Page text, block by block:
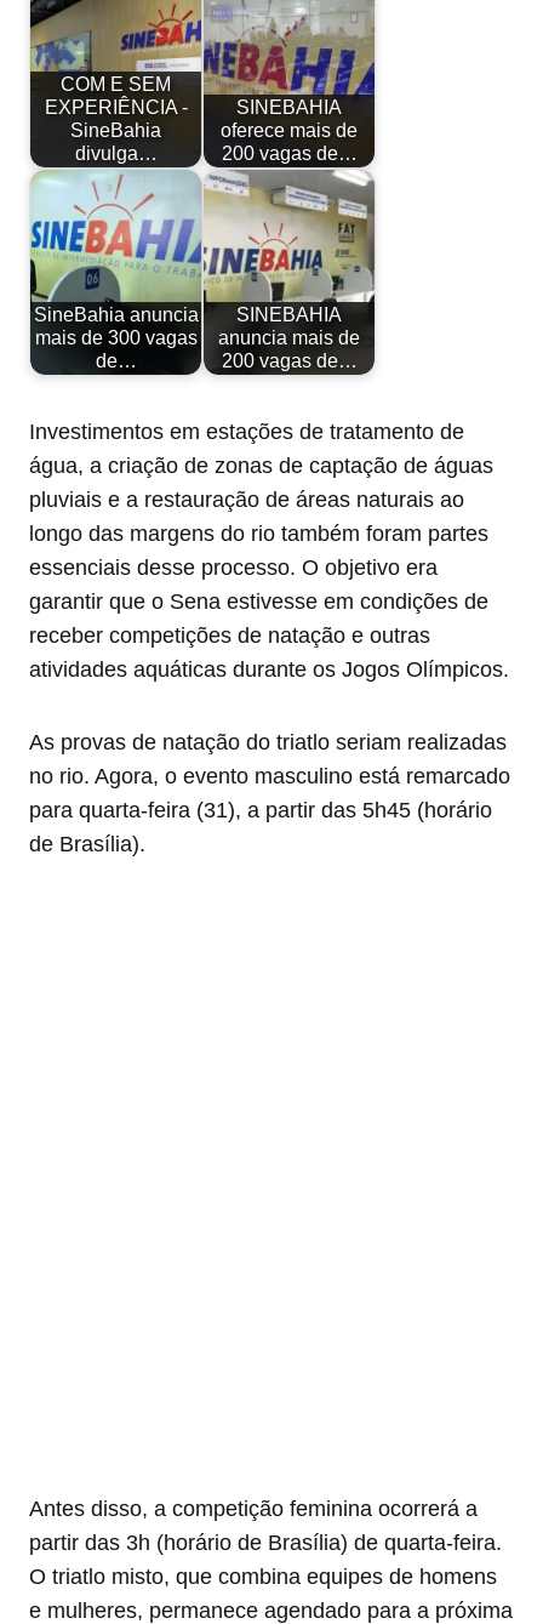
COM E SEM
EXPERIÊNCIA -
SineBahia
divulga…
SINEBAHIA
oferece mais de
200 vagas de…
SineBahia anuncia
mais de 300 vagas
de…
SINEBAHIA
anuncia mais de
200 vagas de…
Investimentos em estações de tratamento de
água, a criação de zonas de captação de águas
pluviais e a restauração de áreas naturais ao
longo das margens do rio também foram partes
essenciais desse processo. O objetivo era
garantir que o Sena estivesse em condições de
receber competições de natação e outras
atividades aquáticas durante os Jogos Olímpicos.
As provas de natação do triatlo seriam realizadas
no rio. Agora, o evento masculino está remarcado
para quarta-feira (31), a partir das 5h45 (horário
de Brasília).
Antes disso, a competição feminina ocorrerá a
partir das 3h (horário de Brasília) de quarta-feira.
O triatlo misto, que combina equipes de homens
e mulheres, permanece agendado para a próxima